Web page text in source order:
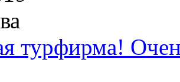
турфирма!